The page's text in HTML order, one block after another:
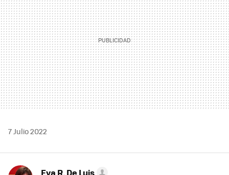
7 Julio 2022
Eva R. De Luis